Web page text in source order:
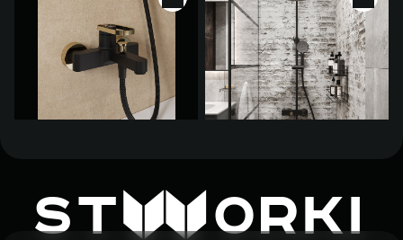
STWORKI Малунг S11100BG
матовый черный, глянцевое
золото, латунь, современный
5 433 ₽ 7 620 ₽
Малунг S11170BG матовый
чёрный, глянцевое золото
19 741 ₽ 23 090 ₽
STW ORKI